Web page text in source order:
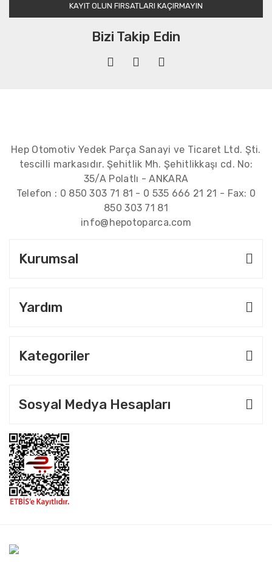
KAYIT OLUN FIRSATLARI KAÇIRMAYIN
Bizi Takip Edin
Hep Otomotiv Yedek Parça Sanayi ve Ticaret Ltd. Şti.
tescilli markasıdır. Şehitlik Mh. Şehitlikkaşı cd. No:
35/A Polatlı - ANKARA
Telefon : 0 850 303 71 81 - 0 535 666 21 21 - Fax: 0
850 303 71 81
info@hepotoparca.com
Kurumsal
Yardım
Kategoriler
Sosyal Medya Hesapları